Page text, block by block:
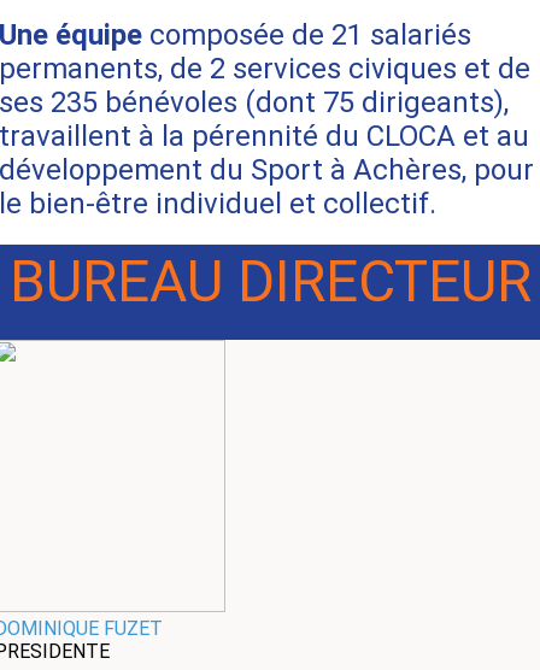
équipecomposée de 21 salariés
de 2 services civiques et de
235 bénévoles (dont 75 dirigeants),
à la pérennité du CLOCA et au
du Sport à Achères, pour
bien-être individuel et collectif.
BUREAU DIRECTEUR
FUZET